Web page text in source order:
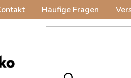
Häufige Fragen